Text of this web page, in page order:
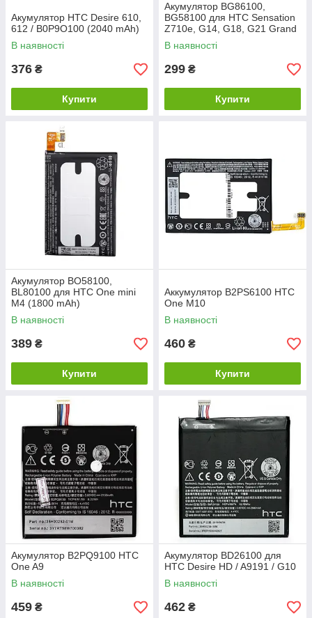
Акумулятор HTC Desire 610,
612 / B0P9O100 (2040 mAh)
В наявності
376 ₴
Купити
Акумулятор BG86100,
BG58100 для HTC Sensation
Z710e, G14, G18, G21 Grand
В наявності
299 ₴
Купити
Акумулятор BO58100,
BL80100 для HTC One mini
M4 (1800 mAh)
В наявності
389 ₴
Купити
Аккумулятор B2PS6100 HTC
One M10
В наявності
460 ₴
Купити
Акумулятор B2PQ9100 HTC
One A9
В наявності
459 ₴
Акумулятор BD26100 для
HTC Desire HD / A9191 / G10
В наявності
462 ₴